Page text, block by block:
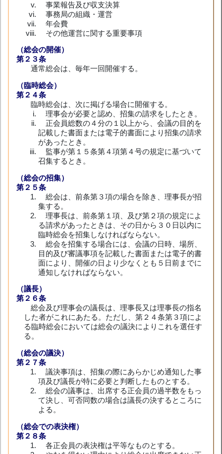
事業報告及び収支決算
事務局の組織・運営
年会費
その他運営に関する重要事項
（総会の開催）
第２３条
通常総会は、毎年一回開催する。
（臨時総会）
第２４条
臨時総会は、次に掲げる場合に開催する。
理事会が必要と認め、招集の請求をしたとき。
正会員総数の４分の１以上から、会議の目的を
記載した書面または電子的書面により招集の請求
があったとき。
監事が第１５条第４項第４号の規定に基づいて
召集するとき。
（総会の招集）
第２５条
総会は、前条第３項の場合を除き、理事長が招
集する。
理事長は、前条第１項、及び第２項の規定によ
る請求があったときは、その日から３０日以内に
臨時総会を招集しなければならない。
総会を招集する場合には、会議の日時、場所、
目的及び審議事項を記載した書面または電子的書
面により、開催の日より少なくとも５日前までに
通知しなければならない。
（議長）
第２６条
総会及び理事会の議長は、理事長又は理事長の指名
した者がこれにあたる。ただし、第２４条第３項によ
る臨時総会においては総会の議決によりこれを選任す
る。
（総会の議決）
第２７条
議決事項は、招集の際にあらかじめ通知した事
項及び議長が特に必要と判断したものとする。
総会の議事は、出席する正会員の過半数をもっ
て決し、可否同数の場合は議長の決するところに
よる。
（総会での表決権）
第２８条
各正会員の表決権は平等なものとする。